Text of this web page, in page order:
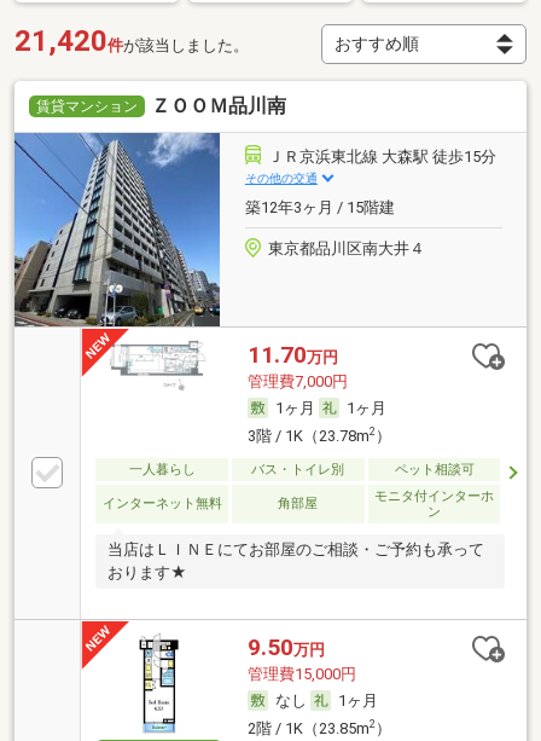
21,420件が該当しました。
賃貸マンション ＺＯＯＭ品川南
ＪＲ京浜東北線 大森駅 徒歩15分
その他の交通
築12年3ヶ月 / 15階建
東京都品川区南大井４
11.70万円
管理費7,000円
1ヶ月
1ヶ月
3階 / 1K（23.78m2）
一人暮らし バス・トイレ別 ペット相談可
インターネット無料 角部屋
モニタ付インターホ
ン
当店はＬＩＮＥにてお部屋のご相談・ご予約も承って
おります★
9.50万円
管理費15,000円
なし
1ヶ月
2階 / 1K（23.85m2）